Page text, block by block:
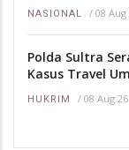
NASIONAL / 08 Aug
Polda Sultra
Kasus Travel
HUKRIM / 08 Aug 26